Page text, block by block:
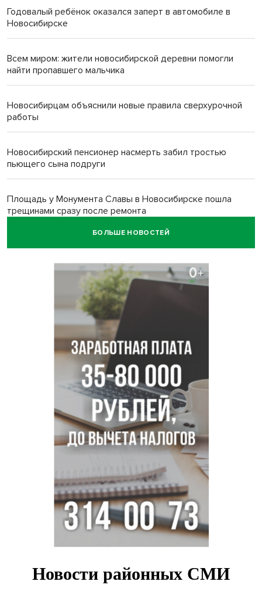
Годовалый ребёнок оказался заперт в автомобиле в
Новосибирске
Всем миром: жители новосибирской деревни помогли
найти пропавшего мальчика
Новосибирцам объяснили новые правила сверхурочной
работы
Новосибирский пенсионер насмерть забил тростью
пьющего сына подруги
Площадь у Монумента Славы в Новосибирске пошла
трещинами сразу после ремонта
БОЛЬШЕ НОВОСТЕЙ